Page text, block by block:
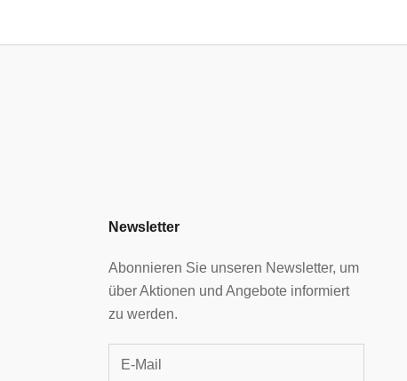
Newsletter
Abonnieren Sie unseren Newsletter, um
über Aktionen und Angebote informiert
zu werden.